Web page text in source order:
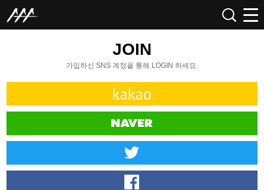
JOIN
가입하신 SNS 계정을 통해 LOGIN 하세요.